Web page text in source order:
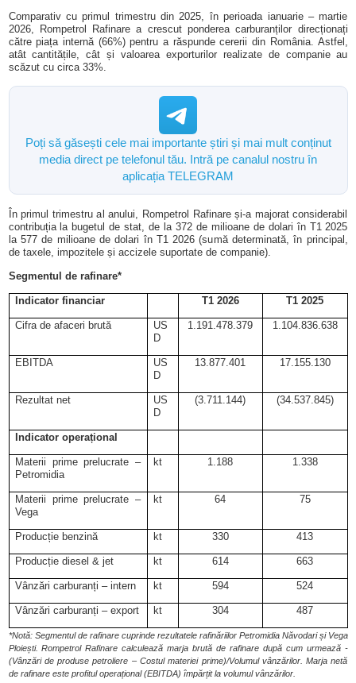
Comparativ cu primul trimestru din 2025, în perioada ianuarie – martie
2026, Rompetrol Rafinare a crescut ponderea carburanților direcționați
către piața internă (66%) pentru a răspunde cererii din România. Astfel,
atât cantitățile, cât și valoarea exporturilor realizate de companie au
scăzut cu circa 33%.
Poți să găsești cele mai importante știri și mai mult conținut
media direct pe telefonul tău. Intră pe canalul nostru în
aplicația TELEGRAM
În primul trimestru al anului, Rompetrol Rafinare și-a majorat considerabil
contribuția la bugetul de stat, de la 372 de milioane de dolari în T1 2025
la 577 de milioane de dolari în T1 2026 (sumă determinată, în principal,
de taxele, impozitele și accizele suportate de companie).
Segmentul de rafinare*
Indicator financiar T1 2026 T1 2025
Cifra de afaceri brută
US
D
1.191.478.379 1.104.836.638
EBITDA
US
D
13.877.401 17.155.130
Rezultat net
US
D
(3.711.144) (34.537.845)
Indicator operațional
Materii prime prelucrate –
Petromidia
kt 1.188 1.338
Materii prime prelucrate –
Vega
kt 64 75
Producție benzină kt 330 413
Producție diesel & jet kt 614 663
Vânzări carburanți – intern kt 594 524
Vânzări carburanți – export kt 304 487
*Notă: Segmentul de rafinare cuprinde rezultatele rafinăriilor Petromidia Năvodari și Vega
Ploiești. Rompetrol Rafinare calculează marja brută de rafinare după cum urmează -
(Vânzări de produse petroliere – Costul materiei prime)/Volumul vânzărilor. Marja netă
de rafinare este profitul operațional (EBITDA) împărțit la volumul vânzărilor.